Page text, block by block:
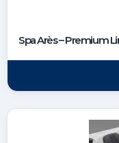
Spa Arès – Premium